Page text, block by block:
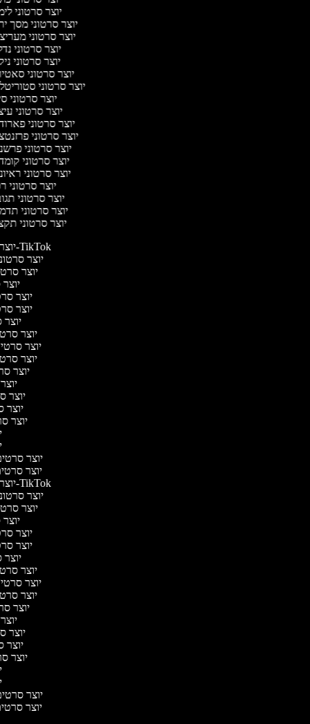
יוצר סרטוני
יוצר סרטוני מסך
יוצר סרטוני
יוצר סרטוני
יוצר סרטוני
יוצר סרטוני
יוצר סרטוני
יוצר סרטוני
יוצר סרטוני
יוצר סרטוני
יוצר סרטוני
יוצר סרטוני
יוצר סרטוני
יוצר סרטוני
יוצר סרטוני
יוצר סרטוני
יוצר סרטוני
יוצר סרטוני
יוצר סרטונים ל-TikTok
יוצר
יוצר
יוצר
יוצר
יוצר
יוצר
יוצר סרטי
יוצר
יוצר
יוצר
יוצר
יוצר
יוצר
יוצר
יוצר סרטונים ל-TikTok
יוצר
יוצר
יוצר
יוצר
יוצר
יוצר
יוצר סרטי
יוצר
יוצר
יוצר
יוצר
יוצר
יוצר
יוצר